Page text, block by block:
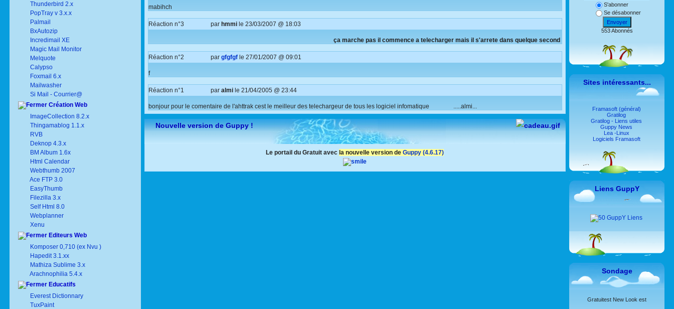
Thunderbird 2.x
PopTray v 3.x.x
Palmail
BxAutozip
Incredimail XE
Magic Mail Monitor
Melquote
Calypso
Foxmail 6.x
Mailwasher
Si Mail - Courrier@
Création Web
ImageCollection 8.2.x
Thingamablog 1.1.x
RVB
Deknop 4.3.x
BM Album 1.6x
Html Calendar
Webthumb 2007
Ace FTP 3.0
EasyThumb
Filezilla 3.x
Self Html 8.0
Webplanner
Xenu
Editeurs Web
Komposer 0,710 (ex Nvu )
Hapedit 3.1.xx
Mathiza Sublime 3.x
Arachnophilia 5.4.x
Educatifs
Everest Dictionnary
TuxPaint
mabihch
Réaction n°3 par hmmi le 23/03/2007 @ 18:03
ça marche pas il commence a telecharger mais il s'arrete dans quelque second
Réaction n°2 par gfgfgf le 27/01/2007 @ 09:01
f
Réaction n°1 par almi le 21/04/2005 @ 23:44
bonjour pour le comentaire de l'ahttrak cest le meilleur des telechargeur de tous les logiciel infomatique .....almi...
Nouvelle version de Guppy !
Le portail du Gratuit avec la nouvelle version de Guppy (4.6.17)
S'abonner
Se désabonner
Envoyer
553 Abonnés
Sites intéressants...
Framasoft (général)
Gratilog
Gratilog - Liens utiles
Guppy News
Lea -Linux
Logiciels Framasoft
Liens GuppY
Sondage
Gratuitest New Look est